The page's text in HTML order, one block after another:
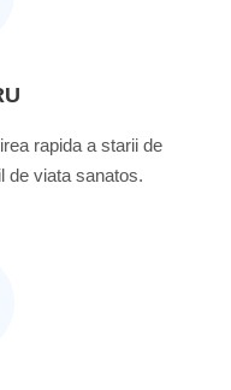
rapida a starii de
de viata sanatos.